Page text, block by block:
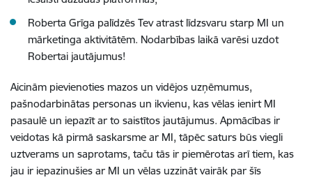
Roberta Grīga palīdzēs Tev atrast līdzsvaru starp MI un
mārketinga aktivitātēm. Nodarbības laikā varēsi uzdot
Robertai jautājumus!
Aicinām pievienoties mazos un vidējos uzņēmumus,
pašnodarbinātas personas un ikvienu, kas vēlas ienirt MI
pasaulē un iepazīt ar to saistītos jautājumus. Apmācības ir
veidotas kā pirmā saskarsme ar MI, tāpēc saturs būs viegli
uztverams un saprotams, taču tās ir piemērotas arī tiem, kas
jau ir iepazinušies ar MI un vēlas uzzināt vairāk par šīs